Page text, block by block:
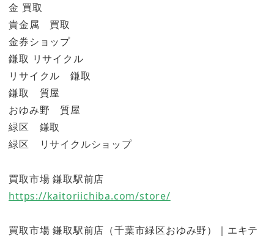
金 買取
貴金属 買取
金券ショップ
鎌取 リサイクル
リサイクル 鎌取
鎌取 質屋
おゆみ野 質屋
緑区 鎌取
緑区 リサイクルショップ
買取市場 鎌取駅前店
https://kaitoriichiba.com/store/
買取市場 鎌取駅前店（千葉市緑区おゆみ野）｜エキテ